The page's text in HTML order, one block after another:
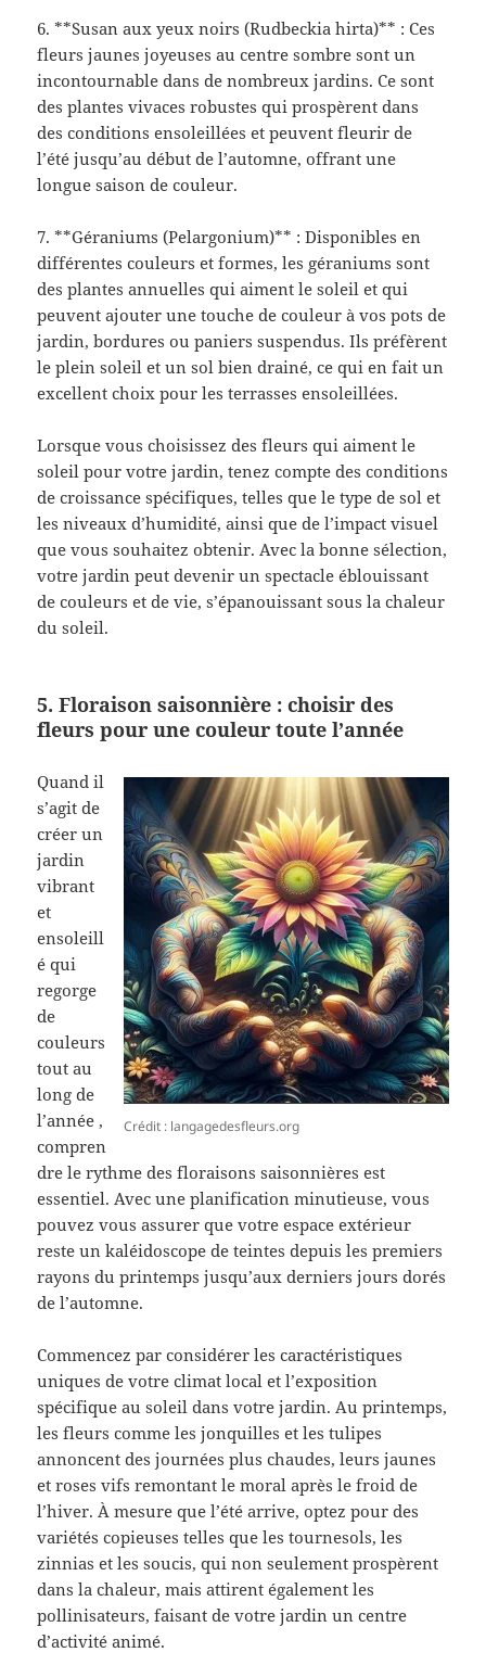
6. **Susan aux yeux noirs (Rudbeckia hirta)** : Ces
fleurs jaunes joyeuses au centre sombre sont un
incontournable dans de nombreux jardins. Ce sont
des plantes vivaces robustes qui prospèrent dans
des conditions ensoleillées et peuvent fleurir de
l’été jusqu’au début de l’automne, offrant une
longue saison de couleur.
7. **Géraniums (Pelargonium)** : Disponibles en
différentes couleurs et formes, les géraniums sont
des plantes annuelles qui aiment le soleil et qui
peuvent ajouter une touche de couleur à vos pots de
jardin, bordures ou paniers suspendus. Ils préfèrent
le plein soleil et un sol bien drainé, ce qui en fait un
excellent choix pour les terrasses ensoleillées.
Lorsque vous choisissez des fleurs qui aiment le
soleil pour votre jardin, tenez compte des conditions
de croissance spécifiques, telles que le type de sol et
les niveaux d’humidité, ainsi que de l’impact visuel
que vous souhaitez obtenir. Avec la bonne sélection,
votre jardin peut devenir un spectacle éblouissant
de couleurs et de vie, s’épanouissant sous la chaleur
du soleil.
5. Floraison saisonnière : choisir des
fleurs pour une couleur toute l’année
Crédit : langagedesfleurs.org
Quand il
s’agit de
créer un
jardin
vibrant
et
ensoleill
é qui
regorge
de
couleurs
tout au
long de
l’année ,
compren
dre le rythme des floraisons saisonnières est
essentiel. Avec une planification minutieuse, vous
pouvez vous assurer que votre espace extérieur
reste un kaléidoscope de teintes depuis les premiers
rayons du printemps jusqu’aux derniers jours dorés
de l’automne.
Commencez par considérer les caractéristiques
uniques de votre climat local et l’exposition
spécifique au soleil dans votre jardin. Au printemps,
les fleurs comme les jonquilles et les tulipes
annoncent des journées plus chaudes, leurs jaunes
et roses vifs remontant le moral après le froid de
l’hiver. À mesure que l’été arrive, optez pour des
variétés copieuses telles que les tournesols, les
zinnias et les soucis, qui non seulement prospèrent
dans la chaleur, mais attirent également les
pollinisateurs, faisant de votre jardin un centre
d’activité animé.